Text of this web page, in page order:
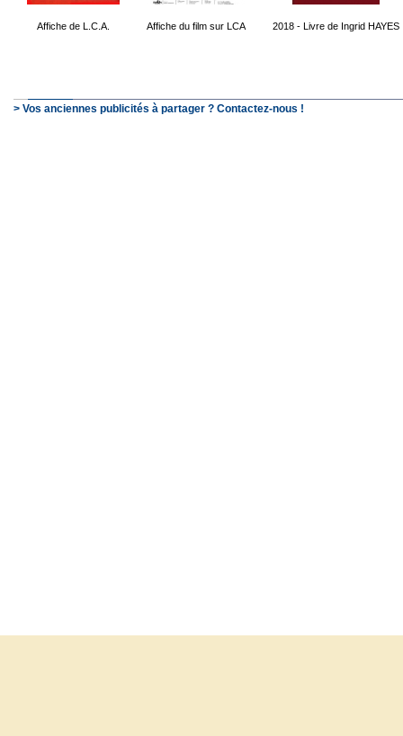
Affiche de L.C.A. Affiche du film sur LCA 2018 - Livre de Ingrid HAYES
> Vos anciennes publicités à partager ? Contactez-nous !